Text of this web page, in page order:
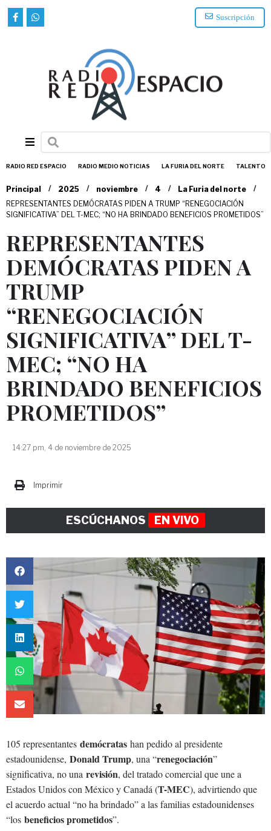
Suscripción
RADIO RED ESPACIO RADIO MEDIO NOTICIAS LA FURIA DEL NORTE TALENTO
Principal / 2025 / noviembre / 4 / La Furia del norte
/
REPRESENTANTES DEMÓCRATAS PIDEN A TRUMP “RENEGOCIACIÓN
SIGNIFICATIVA” DEL T-MEC; “NO HA BRINDADO BENEFICIOS PROMETIDOS”
REPRESENTANTES
DEMÓCRATAS PIDEN A
TRUMP
“RENEGOCIACIÓN
SIGNIFICATIVA” DEL T-
MEC; “NO HA
BRINDADO BENEFICIOS
PROMETIDOS”
14:27 pm, 4 de noviembre de 2025
Imprimir
ESCÚCHANOS EN VIVO
105 representantes demócratas han pedido al presidente
estadounidense, Donald Trump, una “renegociación”
significativa, no una revisión, del tratado comercial que une a
Estados Unidos con México y Canadá (T-MEC), advirtiendo que
el acuerdo actual “no ha brindado” a las familias estadounidenses
“los beneficios prometidos”.